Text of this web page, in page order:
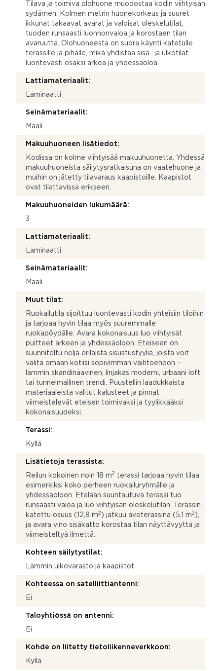
Tilava ja toimiva olohuone muodostaa kodin viihtyisän
sydämen. Kolmen metrin huonekorkeus ja suuret
ikkunat takaavat avarat ja valoisat oleskelutilat,
tuoden runsaasti luonnonvaloa ja korostaen tilan
avaruutta. Olohuoneesta on suora käynti katetulle
terassille ja pihalle, mikä yhdistää sisä- ja ulkotilat
luontevasti osaksi arkea ja yhdessäoloa.
Lattiamateriaalit:
Laminaatti
Seinämateriaalit:
Maali
Makuuhuoneen lisätiedot:
Kodissa on kolme viihtyisää makuuhuonetta. Yhdessä
makuuhuoneista säilytysratkaisuna on vaatehuone ja
muihin on jätetty tilavaraus kaapistoille. Kaapistot
ovat tilattavissa erikseen.
Makuuhuoneiden lukumäärä:
3
Lattiamateriaalit:
Laminaatti
Seinämateriaalit:
Maali
Muut tilat:
Ruokailutila sijoittuu luontevasti kodin yhteisiin tiloihin
ja tarjoaa hyvin tilaa myös suuremmalle
ruokapöydälle. Avara kokonaisuus luo viihtyisät
puitteet arkeen ja yhdessäoloon. Eteiseen on
suunniteltu neljä erilaista sisustustyyliä, joista voit
valita omaan kotiisi sopivimman vaihtoehdon –
lämmin skandinaavinen, linjakas moderni, urbaani loft
tai tunnelmallinen trendi. Puustellin laadukkaista
materiaaleista valitut kalusteet ja pinnat
viimeistelevät eteisen toimivaksi ja tyylikkääksi
kokonaisuudeksi.
Terassi:
Kyllä
Lisätietoja terassista:
Reilun kokoinen noin 18 m2 terassi tarjoaa hyvin tilaa
esimerkiksi koko perheen ruokailuryhmälle ja
yhdessäoloon. Etelään suuntautuva terassi tuo
runsaasti valoa ja luo viihtyisän oleskelutilan. Terassin
katettu osuus (12,8 m2 ) jatkuu avoterassina (5,1 m2 ),
ja avara vino sisäkatto korostaa tilan näyttävyyttä ja
viimeisteltyä ilmettä.
Kohteen säilytystilat:
Lämmin ulkovarasto ja kaapistot
Kohteessa on satelliittiantenni:
Ei
Taloyhtiössä on antenni:
Ei
Kohde on liitetty tietoliikenneverkkoon:
Kyllä